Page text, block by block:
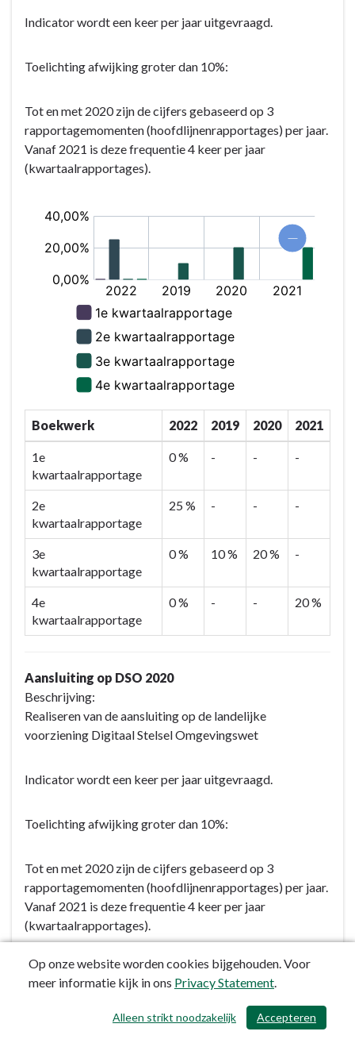
Vernieuwing
Wat
willen
bereiken?
Kritische
indicatoren
Ruimtelijke
Ordening
Indicator wordt een keer per jaar uitgevraagd.
Toelichting afwijking groter dan 10%:
Tot en met 2020 zijn de cijfers gebaseerd op 3
rapportagemomenten (hoofdlijnenrapportages) per jaar.
Vanaf 2021 is deze frequentie 4 keer per jaar
(kwartaalrapportages).
Boekwerk 2022 2019 2020 2021
1e
kwartaalrapportage
0 % - - -
2e
kwartaalrapportage
25 % - - -
3e
kwartaalrapportage
0 % 10 % 20 % -
4e
kwartaalrapportage
0 % - - 20 %
Aansluiting op DSO 2020
Beschrijving:
Realiseren van de aansluiting op de landelijke
voorziening Digitaal Stelsel Omgevingswet
Indicator wordt een keer per jaar uitgevraagd.
Toelichting afwijking groter dan 10%:
Tot en met 2020 zijn de cijfers gebaseerd op 3
rapportagemomenten (hoofdlijnenrapportages) per jaar.
Vanaf 2021 is deze frequentie 4 keer per jaar
(kwartaalrapportages).
/ 664
Op onze website worden cookies bijgehouden. Voor
meer informatie kijk in ons Privacy Statement.
Accepteren
Alleen strikt noodzakelijk